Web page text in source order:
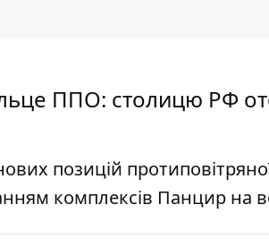
ППО: столицю РФ
позицій
комплексів Панцир на